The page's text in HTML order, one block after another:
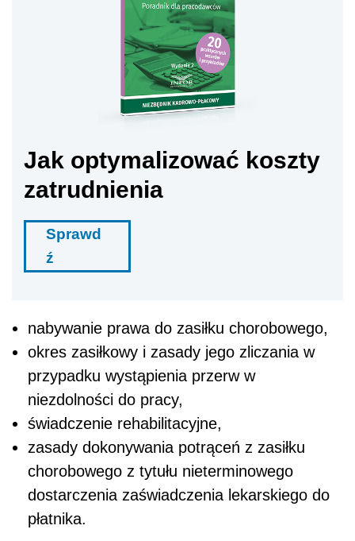
Jak optymalizować koszty
zatrudnienia
Sprawd
ź
nabywanie prawa do zasiłku chorobowego,
okres zasiłkowy i zasady jego zliczania w
przypadku wystąpienia przerw w
niezdolności do pracy,
świadczenie rehabilitacyjne,
zasady dokonywania potrąceń z zasiłku
chorobowego z tytułu nieterminowego
dostarczenia zaświadczenia lekarskiego do
płatnika.